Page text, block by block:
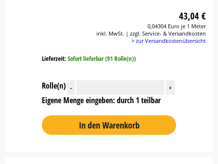
43,04 €
0,04304 Euro je 1 Meter
inkl. MwSt. | zzgl. Service- & Versandkosten
> zur Versandkostenübersicht
Lieferzeit: Sofort lieferbar (91 Rolle(n))
Rolle(n) - +
Eigene Menge eingeben: durch 1 teilbar
In den Warenkorb